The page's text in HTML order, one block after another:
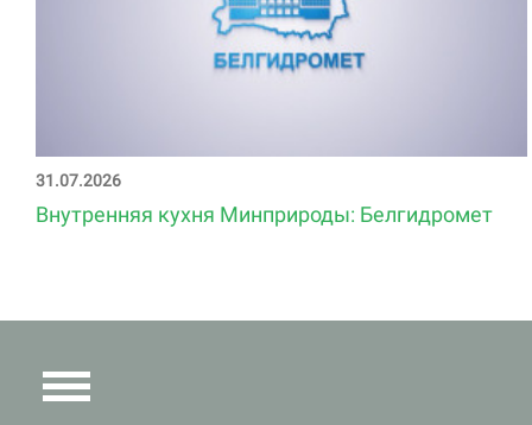
31.07.2026
Внутренняя кухня Минприроды: Белгидромет